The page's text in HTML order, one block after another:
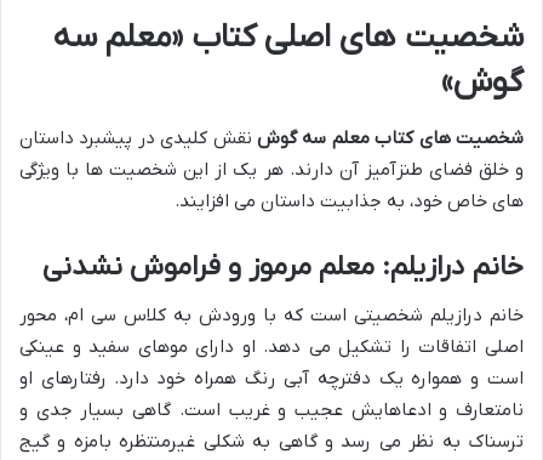
شخصیت های اصلی کتاب «معلم سه
گوش»
شخصیت های کتاب معلم سه گوش نقش کلیدی در پیشبرد داستان
و خلق فضای طنزآمیز آن دارند. هر یک از این شخصیت ها با ویژگی
های خاص خود، به جذابیت داستان می افزایند.
خانم درازیلم: معلم مرموز و فراموش نشدنی
خانم درازیلم شخصیتی است که با ورودش به کلاس سی ام، محور
اصلی اتفاقات را تشکیل می دهد. او دارای موهای سفید و عینکی
است و همواره یک دفترچه آبی رنگ همراه خود دارد. رفتارهای او
نامتعارف و ادعاهایش عجیب و غریب است. گاهی بسیار جدی و
ترسناک به نظر می رسد و گاهی به شکلی غیرمنتظره بامزه و گیج